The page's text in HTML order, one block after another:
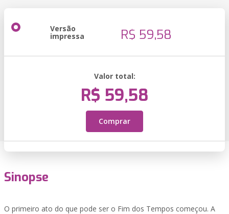
Versão
impressa R$ 59,58
Valor total:
R$ 59,58
Comprar
Sinopse
O primeiro ato do que pode ser o Fim dos Tempos começou. A